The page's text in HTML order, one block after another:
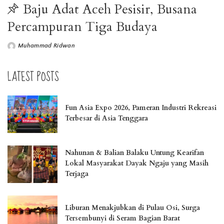
Baju Adat Aceh Pesisir, Busana
Percampuran Tiga Budaya
Muhammad Ridwan
LATEST POSTS
Fun Asia Expo 2026, Pameran Industri Rekreasi
Terbesar di Asia Tenggara
Nahunan & Balian Balaku Untung Kearifan
Lokal Masyarakat Dayak Ngaju yang Masih
Terjaga
Liburan Menakjubkan di Pulau Osi, Surga
Tersembunyi di Seram Bagian Barat